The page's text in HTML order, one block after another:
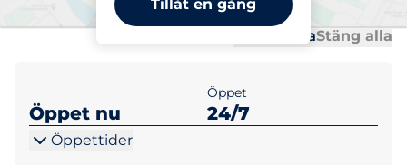
Tillåt en gång
Öppna allaStäng alla
Öppet nu
Öppet
24/7
Öppettider